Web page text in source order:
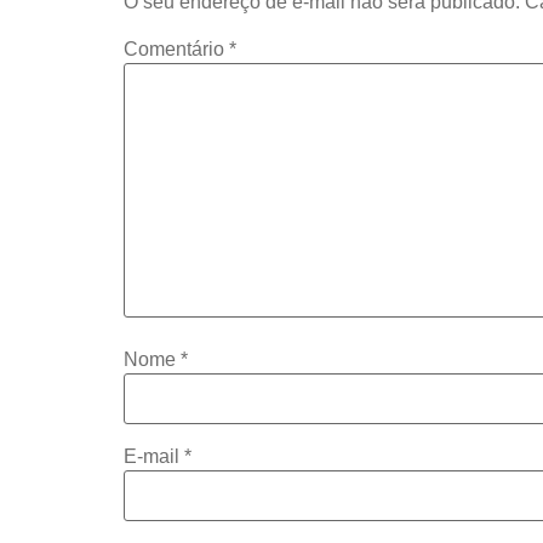
Comentário *
Nome *
E-mail *